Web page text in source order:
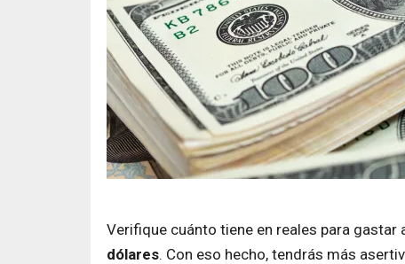
Verifique cuánto tiene en reales para gastar
dólares. Con eso hecho, tendrás más